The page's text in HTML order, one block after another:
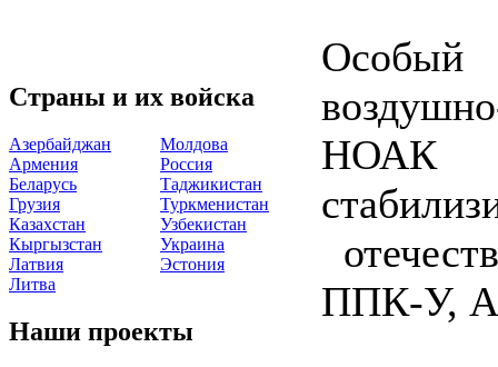
Страны и их войска
Азербайджан
Армения
Беларусь
Грузия
Казахстан
Кыргызстан
Латвия
Литва
Молдова
Россия
Таджикистан
Туркменистан
Узбекистан
Украина
Эстония
Наши проекты
Особый
НОАК
ППК-У,